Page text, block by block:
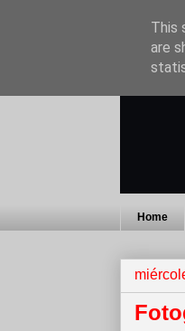
Home
This
are